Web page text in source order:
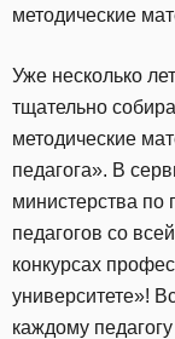
методические
Уже несколько
тщательно
методические
педагога». В
министерства по
педагогов со
конкурсах
университете»!
каждому